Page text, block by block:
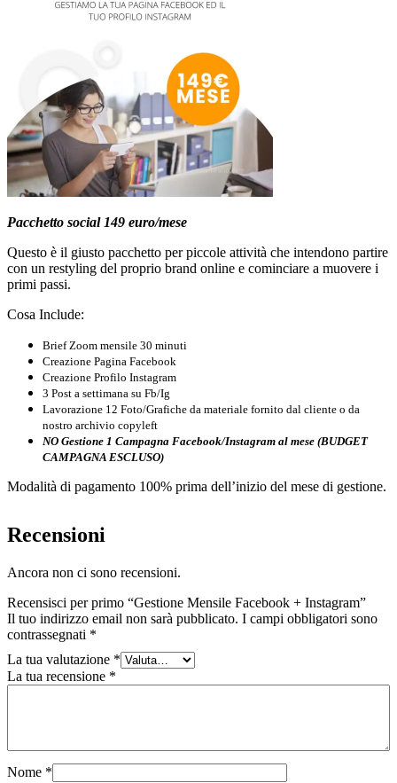
Pacchetto social 149 euro/mese
Questo è il giusto pacchetto per piccole attività che intendono partire
con un restyling del proprio brand online e cominciare a muovere i
primi passi.
Cosa Include:
Brief Zoom mensile 30 minuti
Creazione Pagina Facebook
Creazione Profilo Instagram
3 Post a settimana su Fb/Ig
Lavorazione 12 Foto/Grafiche da materiale fornito dal cliente o da
nostro archivio copyleft
NO Gestione 1 Campagna Facebook/Instagram al mese (BUDGET
CAMPAGNA ESCLUSO)
Modalità di pagamento 100% prima dell’inizio del mese di gestione.
Recensioni
Ancora non ci sono recensioni.
Recensisci per primo “Gestione Mensile Facebook + Instagram”
Il tuo indirizzo email non sarà pubblicato. I campi obbligatori sono
contrassegnati *
La tua valutazione *
La tua recensione *
Nome *